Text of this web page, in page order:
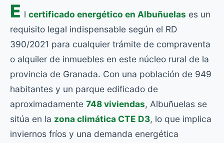
E l certificado energético en Albuñuelas es un
requisito legal indispensable según el RD
390/2021 para cualquier trámite de compraventa
o alquiler de inmuebles en este núcleo rural de la
provincia de Granada. Con una población de 949
habitantes y un parque edificado de
aproximadamente 748 viviendas, Albuñuelas se
sitúa en la zona climática CTE D3, lo que implica
inviernos fríos y una demanda energética